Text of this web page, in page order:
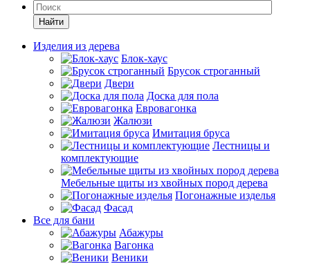
Найти
Изделия из дерева
Блок-хаус
Брусок строганный
Двери
Доска для пола
Евровагонка
Жалюзи
Имитация бруса
Лестницы и
комплектующие
Мебельные щиты из хвойных пород дерева
Погонажные изделья
Фасад
Все для бани
Абажуры
Вагонка
Веники